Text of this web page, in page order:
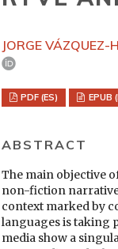
JORGE VÁZQUEZ-
PDF (ES) EPUB
ABSTRACT
The main objective
non-fiction
context marked by
languages is taking
media show a